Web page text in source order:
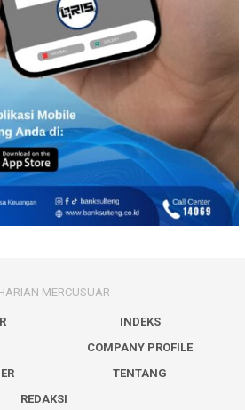
INDEKS
COMPANY PROFILE
TENTANG
REDAKSI